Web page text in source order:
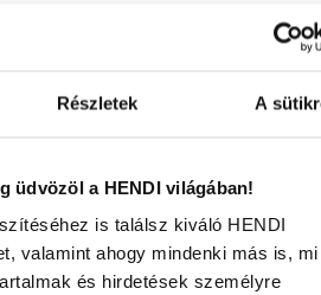
Részletek A
üdvözöl a HENDI világában!
is találsz kiváló HENDI
valamint ahogy mindenki más is,
és hirdetések személyre
1 liter - HENDI 976753